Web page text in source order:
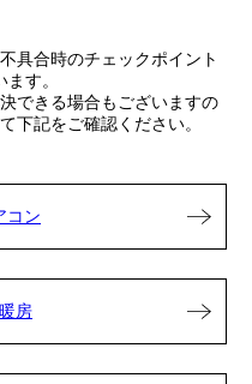
具合時のチェックポイント
す。
できる場合もございますの
下記をご確認ください。
コン
房